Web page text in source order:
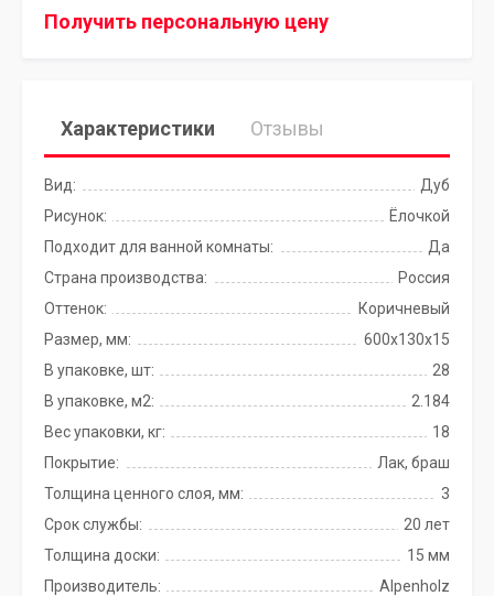
Получить персональную цену
Характеристики Отзывы
Вид:
Дуб
Рисунок:
Ёлочкой
Подходит для ванной комнаты:
Да
Страна производства:
Россия
Оттенок:
Коричневый
Размер, мм:
600х130х15
В упаковке, шт:
28
В упаковке, м2:
2.184
Вес упаковки, кг:
18
Покрытие:
Лак, браш
Толщина ценного слоя, мм:
3
Срок службы:
20 лет
Толщина доски:
15 мм
Производитель:
Alpenholz